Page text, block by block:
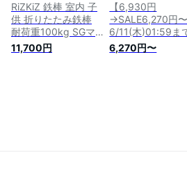
RiZKiZ 鉄棒 室内 子
供 折りたたみ鉄棒
耐荷重100kg SGマ
ーク 家庭用 トレー
ニング 子ども 逆上
11,700円
【6,930円
→SALE6,270円〜
6/11(木)01:59ま
【楽天1位】RiZKiZ
鉄棒 室内 子供 耐
6,270円〜